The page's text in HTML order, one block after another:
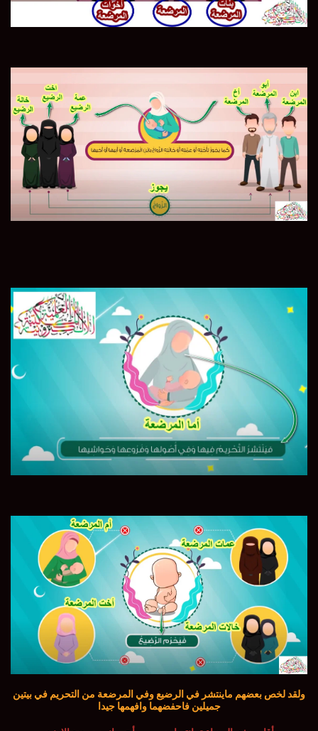
ولقد لخص بعضهم ماينتشر في الرضيع وفي المرضعة من التحريم في بيتين
جميلين فاحفضهما وافهمها جيدا